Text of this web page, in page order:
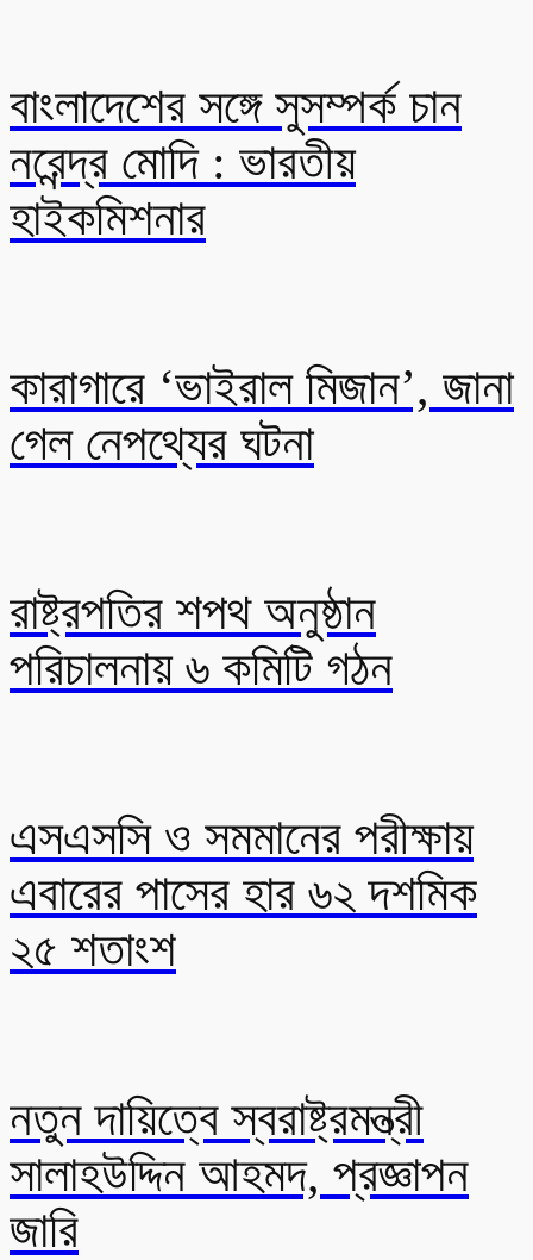
বাংলাদেশের সঙ্গে সুসম্পর্ক চান
নরেন্দ্র মোদি : ভারতীয়
হাইকমিশনার
কারাগারে ‘ভাইরাল মিজান’, জানা
গেল নেপথ্যের ঘটনা
রাষ্ট্রপতির শপথ অনুষ্ঠান
পরিচালনায় ৬ কমিটি গঠন
এসএসসি ও সমমানের পরীক্ষায়
এবারের পাসের হার ৬২ দশমিক
২৫ শতাংশ
নতুন দায়িত্বে স্বরাষ্ট্রমন্ত্রী
সালাহউদ্দিন আহমদ, প্রজ্ঞাপন
জারি